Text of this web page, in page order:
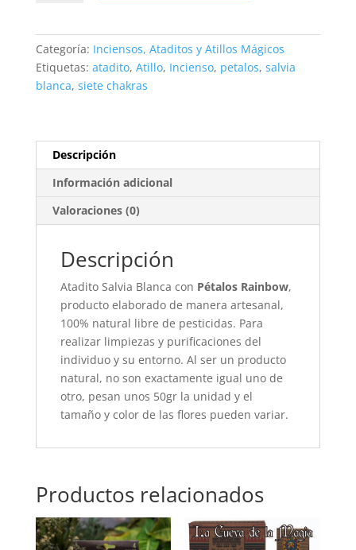
Chakas
cantidad
Categoría: Inciensos, Ataditos y Atillos Mágicos
Etiquetas: atadito, Atillo, Incienso, petalos, salvia
blanca, siete chakras
Descripción
Información adicional
Valoraciones (0)
Descripción
Atadito Salvia Blanca con Pétalos Rainbow,
producto elaborado de manera artesanal,
100% natural libre de pesticidas. Para
realizar limpiezas y purificaciones del
individuo y su entorno. Al ser un producto
natural, no son exactamente igual uno de
otro, pesan unos 50gr la unidad y el
tamaño y color de las flores pueden variar.
Productos relacionados